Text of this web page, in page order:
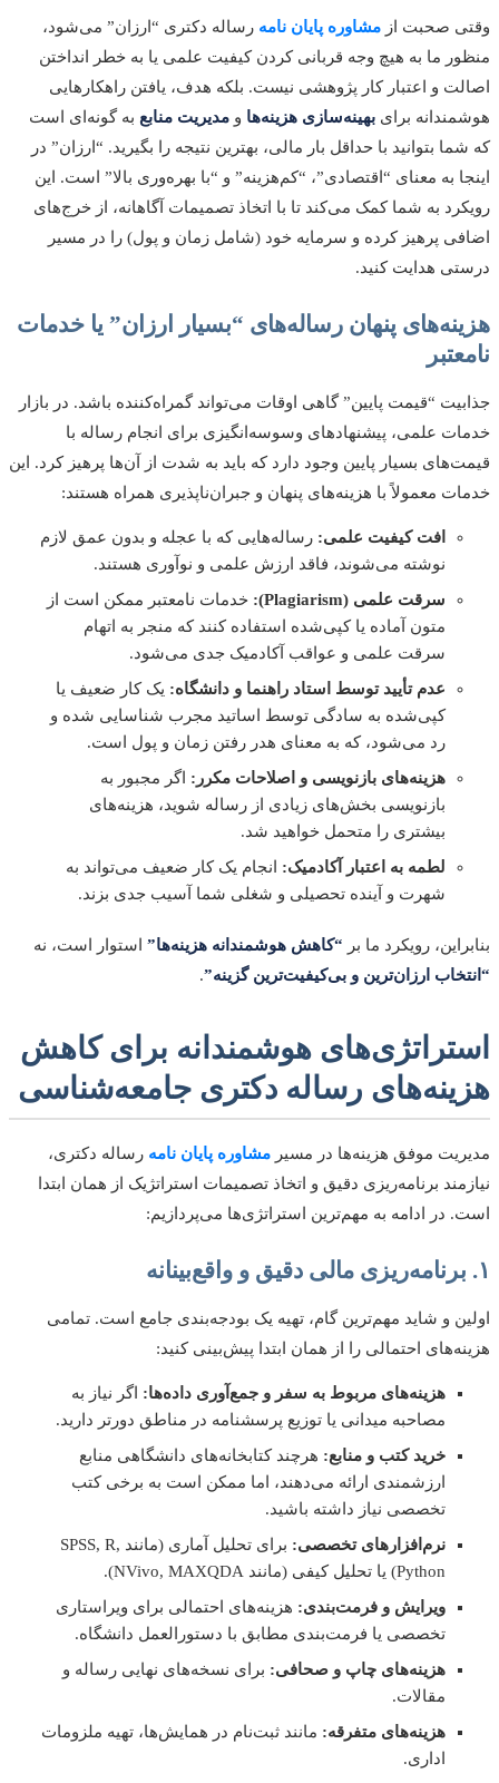
صحبت ازمشاوره پایان نامهرساله دکتری “ارزان” می‌شود،
ما به هیچ وجه قربانی کردن کیفیت علمی یا به خطر انداختن
و اعتبار کار پژوهشی نیست. بلکه هدف، یافتن راهکارهایی
برای بهینه‌سازی هزینه‌ها ومدیریت منابع به گونه‌ای است
بتوانید با حداقل بار مالی، بهترین نتیجه را بگیرید. “ارزان” در
به معنای “اقتصادی”، “کم‌هزینه” و “با بهره‌وری بالا” است. این
به شما کمک می‌کند تا با اتخاذ تصمیمات آگاهانه، از خرج‌های
پرهیز کرده و سرمایه خود (شامل زمان و پول) را در مسیر
هدایت کنید.
پنهان رساله‌های “بسیار ارزان” یا خدمات
“قیمت پایین” گاهی اوقات می‌تواند گمراه‌کننده باشد. در بازار
علمی، پیشنهادهای وسوسه‌انگیزی برای انجام رساله با
بسیار پایین وجود دارد که باید به شدت از آن‌ها پرهیز کرد. این
معمولاً با هزینه‌های پنهان و جبران‌ناپذیری همراه هستند:
افت کیفیت علمی:رساله‌هایی که با عجله و بدون عمق لازم
نوشته می‌شوند، فاقد ارزش علمی و نوآوری هستند.
سرقت علمی (Plagiarism):
خدمات نامعتبر ممکن است از
متون آماده یا کپی‌شده استفاده کنند که منجر به اتهام
سرقت علمی و عواقب آکادمیک جدی می‌شود.
عدم تأیید توسط استاد راهنما و دانشگاه:یک کار ضعیف یا
کپی‌شده به سادگی توسط اساتید مجرب شناسایی شده و
رد می‌شود، که به معنای هدر رفتن زمان و پول است.
هزینه‌های بازنویسی و اصلاحات مکرر:اگر مجبور به
بازنویسی بخش‌های زیادی از رساله شوید، هزینه‌های
بیشتری را متحمل خواهید شد.
لطمه به اعتبار آکادمیک:انجام یک کار ضعیف می‌تواند به
شهرت و آینده تحصیلی و شغلی شما آسیب جدی بزند.
رویکرد ما بر “کاهش هوشمندانه هزینه‌ها”استوار است، نه
ارزان‌ترین و بی‌کیفیت‌ترین گزینه”.
هوشمندانه برای کاهش
رساله دکتری جامعه‌شناسی
موفق هزینه‌ها در مسیرمشاوره پایان نامهرساله دکتری،
برنامه‌ریزی دقیق و اتخاذ تصمیمات استراتژیک از همان ابتدا
در ادامه به مهم‌ترین استراتژی‌ها می‌پردازیم:
و شاید مهم‌ترین گام، تهیه یک بودجه‌بندی جامع است. تمامی
احتمالی را از همان ابتدا پیش‌بینی کنید:
هزینه‌های مربوط به سفر و جمع‌آوری داده‌ها:اگر نیاز به
مصاحبه میدانی یا توزیع پرسشنامه در مناطق دورتر دارید.
خرید کتب و منابع:هرچند کتابخانه‌های دانشگاهی منابع
ارزشمندی ارائه می‌دهند، اما ممکن است به برخی کتب
تخصصی نیاز داشته باشید.
نرم‌افزارهای تخصصی:
برای تحلیل آماری (مانند SPSS, R,
Python) یا تحلیل کیفی (مانند NVivo, MAXQDA).
ویرایش و فرمت‌بندی:هزینه‌های احتمالی برای ویراستاری
تخصصی یا فرمت‌بندی مطابق با دستورالعمل دانشگاه.
هزینه‌های چاپ و صحافی:برای نسخه‌های نهایی رساله و
مقالات.
هزینه‌های متفرقه:مانند ثبت‌نام در همایش‌ها، تهیه ملزومات
اداری.